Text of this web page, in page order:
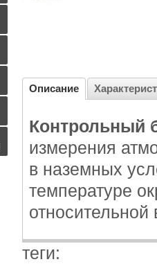
Описание
Контрольный
измерения
в наземных
температуре
теги: